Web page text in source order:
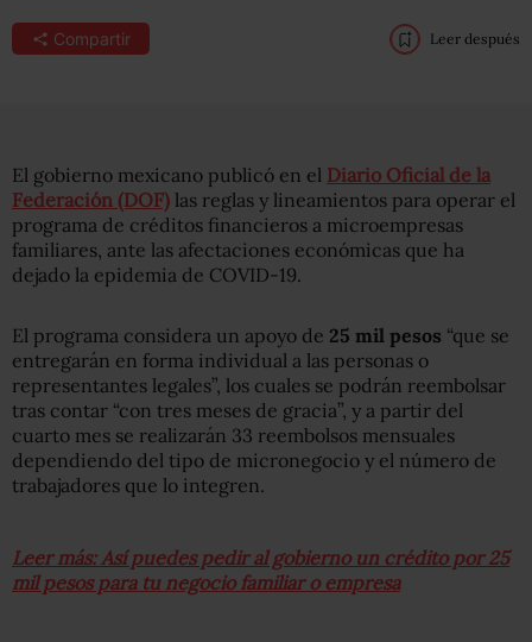
Compartir Leer después
El gobierno mexicano publicó en el Diario Oficial de la
Federación (DOF) las reglas y lineamientos para operar el
programa de créditos financieros a microempresas
familiares, ante las afectaciones económicas que ha
dejado la epidemia de COVID-19.
El programa considera un apoyo de 25 mil pesos “que se
entregarán en forma individual a las personas o
representantes legales”, los cuales se podrán reembolsar
tras contar “con tres meses de gracia”, y a partir del
cuarto mes se realizarán 33 reembolsos mensuales
dependiendo del tipo de micronegocio y el número de
trabajadores que lo integren.
Leer más: Así puedes pedir al gobierno un crédito por 25
mil pesos para tu negocio familiar o empresa